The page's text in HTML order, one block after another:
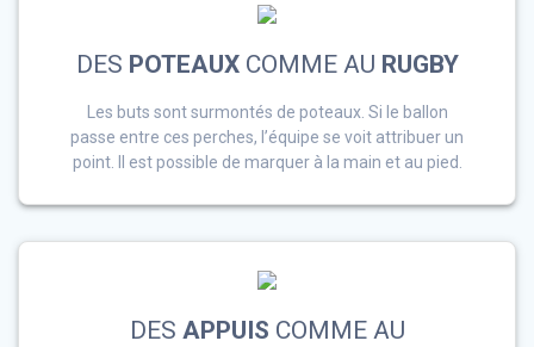
DES POTEAUX COMME AU RUGBY
Les buts sont surmontés de poteaux. Si le ballon
passe entre ces perches, l’équipe se voit attribuer un
point. Il est possible de marquer à la main et au pied.
DES APPUIS COMME AU